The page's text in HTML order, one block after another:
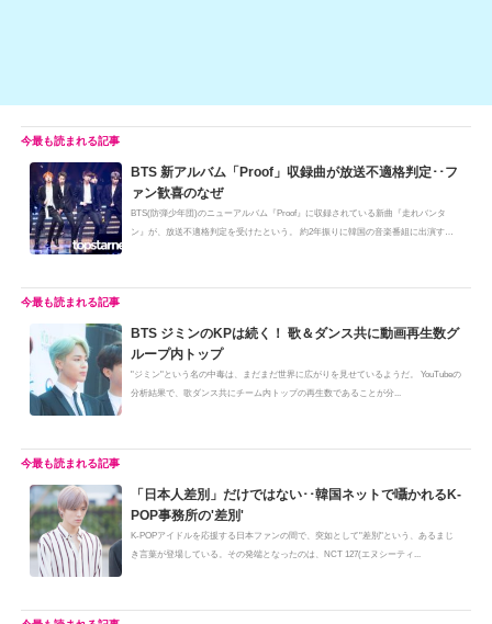
BTS 新アルバム「Proof」収録曲が放送不適格判定･･フ
ァン歓喜のなぜ
BTS(防弾少年団)のニューアルバム『Proof』に収録されている新曲『走れバンタ
ン』が、放送不適格判定を受けたという。 約2年振りに韓国の音楽番組に出演する
BTS ジミンのKPは続く！ 歌＆ダンス共に動画再生数グ
ループ内トップ
"ジミン"という名の中毒は、まだまだ世界に広がりを見せているようだ。 YouTubeの
分析結果で、歌ダンス共にチーム内トップの再生数であることが分...
「日本人差別」だけではない･･韓国ネットで囁かれるK-
POP事務所の'差別'
K-POPアイドルを応援する日本ファンの間で、突如として"差別"という、あるまじ
き言葉が登場している。その発端となったのは、NCT 127(エヌシーティ...